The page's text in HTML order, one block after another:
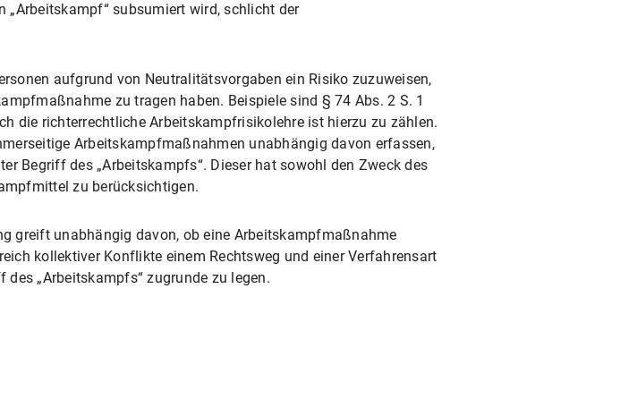
„Arbeitskampf“ subsumiert wird, schlicht der
aufgrund von Neutralitätsvorgaben ein Risiko zuzuweisen,
zu tragen haben. Beispiele sind § 74 Abs. 2 S. 1
die richterrechtliche Arbeitskampfrisikolehre ist hierzu zu zählen.
Arbeitskampfmaßnahmen unabhängig davon erfassen,
Begriff des „Arbeitskampfs“. Dieser hat sowohl den Zweck des
zu berücksichtigen.
greift unabhängig davon, ob eine Arbeitskampfmaßnahme
kollektiver Konflikte einem Rechtsweg und einer Verfahrensart
„Arbeitskampfs“ zugrunde zu legen.